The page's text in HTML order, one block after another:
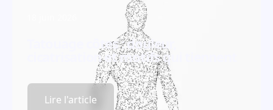
Tatouage côtes : douleur,
cicatrisation et motifs qui tiennent
Lire l'article